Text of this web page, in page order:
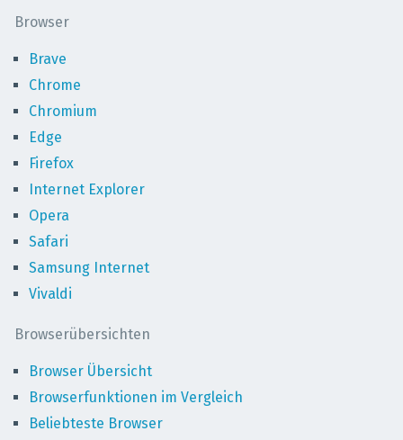
Browser
Brave
Chrome
Chromium
Edge
Firefox
Internet Explorer
Opera
Safari
Samsung Internet
Vivaldi
Browserübersichten
Browser Übersicht
Browserfunktionen im Vergleich
Beliebteste Browser